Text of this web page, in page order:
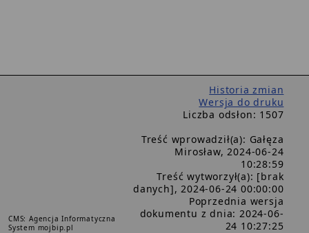
CMS: Agencja Informatyczna
System mojbip.pl
Historia zmian
Wersja do druku
Liczba odsłon: 1507
Treść wprowadził(a): Gałęza
Mirosław, 2024-06-24
10:28:59
Treść wytworzył(a): [brak
danych], 2024-06-24 00:00:00
Poprzednia wersja
dokumentu z dnia: 2024-06-
24 10:27:25